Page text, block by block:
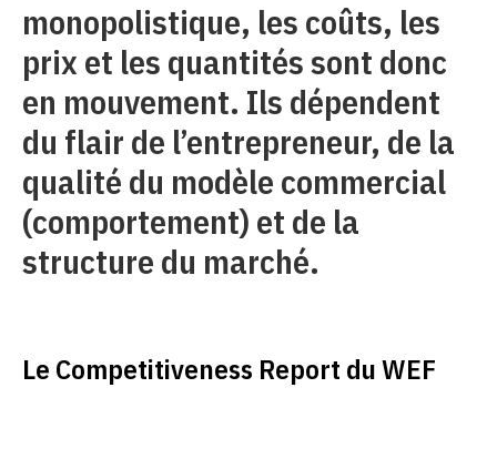
monopolistique, les coûts, les
prix et les quantités sont donc
en mouvement. Ils dépendent
du flair de l’entrepreneur, de la
qualité du modèle commercial
(comportement) et de la
structure du marché.
Le Competitiveness Report du WEF